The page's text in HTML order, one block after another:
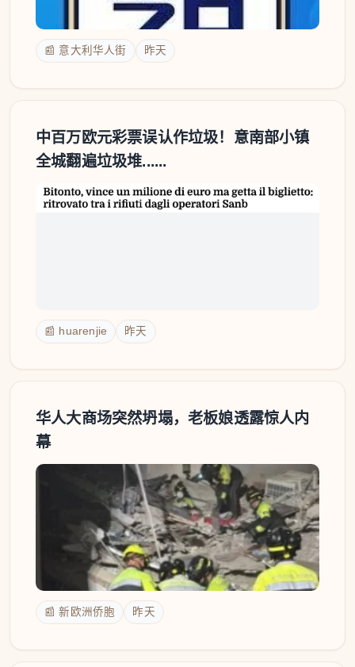
📰 意大利华人街 昨天
中百万欧元彩票误认作垃圾！意南部小镇
全城翻遍垃圾堆......
📰 huarenjie 昨天
华人大商场突然坍塌，老板娘透露惊人内
幕
📰 新欧洲侨胞 昨天